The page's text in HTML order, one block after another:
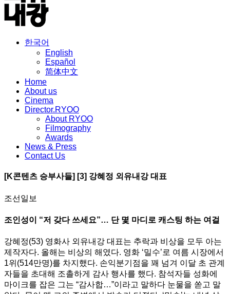
한국어
English
Español
简体中文
Home
About us
Cinema
Director.RYOO
About RYOO
Filmography
Awards
News & Press
Contact Us
[K콘텐츠 승부사들] [3] 강혜정 외유내강 대표
조선일보
조인성이 “저 갖다 쓰세요”… 단 몇 마디로 캐스팅 하는 여걸
강혜정(53) 영화사 외유내강 대표는 추락과 비상을 모두 아는
제작자다. 올해는 비상의 해였다. 영화 ‘밀수’로 여름 시장에서
1위(514만명)를 차지했다. 손익분기점을 꽤 넘겨 이달 초 관계
자들을 초대해 조촐하게 감사 행사를 했다. 참석자들 성화에
마이크를 잡은 그는 “감사합…”이라고 말하다 눈물을 쏟고 말